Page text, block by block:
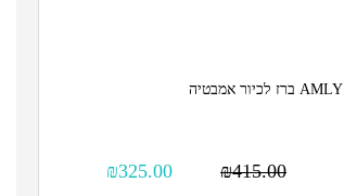
AMLY ברז לכיור אמבטיה
₪415.00
₪325.00